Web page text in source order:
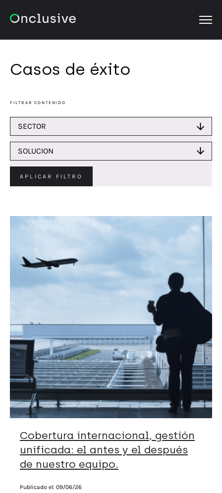
Casos de éxito
FILTRAR CONTENIDO
SECTOR
SOLUCION
APLICAR FILTRO
Cobertura internacional, gestión
unificada: el antes y el después
de nuestro equipo.
Publicado el: 09/06/26